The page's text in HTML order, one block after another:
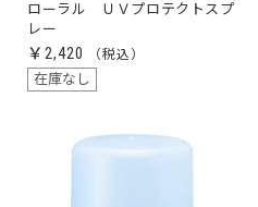
ローラル ＵＶプロテクトスプ
レー
￥2,420
在庫なし